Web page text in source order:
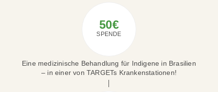
50€
SPENDE
Eine medizinische Behandlung für Indigene in Brasilien
– in einer von TARGETs Krankenstationen!